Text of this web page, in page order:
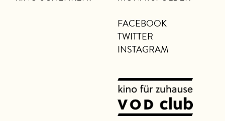
FACEBOOK
TWITTER
INSTAGRAM